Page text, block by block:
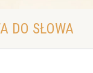
DO SŁOWA